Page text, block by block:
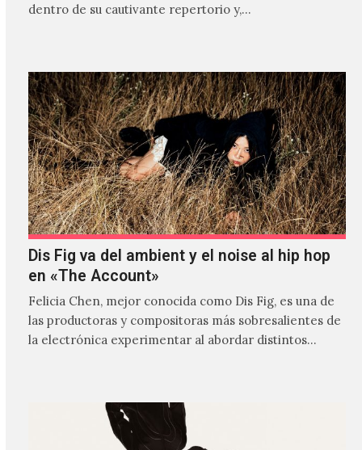
dentro de su cautivante repertorio y,…
Dis Fig va del ambient y el noise al hip hop
en «The Account»
Felicia Chen, mejor conocida como Dis Fig, es una de
las productoras y compositoras más sobresalientes de
la electrónica experimentar al abordar distintos